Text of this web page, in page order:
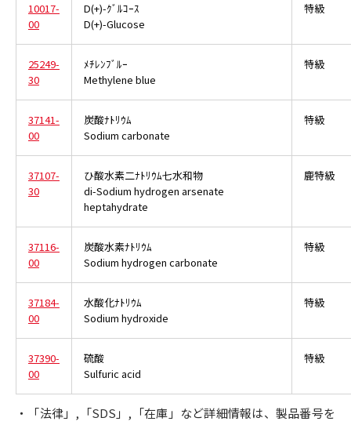
10017-
00
D(+)-ｸﾞﾙｺｰｽ
D(+)-Glucose
特級
25249-
30
ﾒﾁﾚﾝﾌﾞﾙｰ
Methylene blue
特級
37141-
00
炭酸ﾅﾄﾘｳﾑ
Sodium carbonate
特級
37107-
30
ひ酸水素二ﾅﾄﾘｳﾑ七水和物
di-Sodium hydrogen arsenate
heptahydrate
鹿特級
37116-
00
炭酸水素ﾅﾄﾘｳﾑ
Sodium hydrogen carbonate
特級
37184-
00
水酸化ﾅﾄﾘｳﾑ
Sodium hydroxide
特級
37390-
00
硫酸
Sulfuric acid
特級
・「法律」,「SDS」,「在庫」など詳細情報は、製品番号を